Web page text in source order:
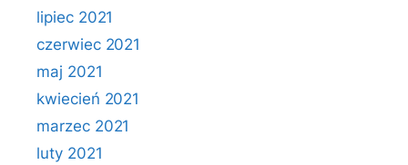
lipiec 2021
czerwiec 2021
maj 2021
kwiecień 2021
marzec 2021
luty 2021